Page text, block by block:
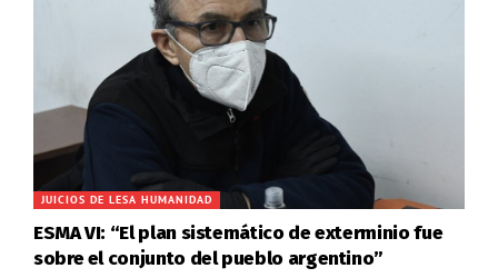
JUICIOS DE LESA HUMANIDAD
ESMA VI: “El plan sistemático de exterminio fue
sobre el conjunto del pueblo argentino”